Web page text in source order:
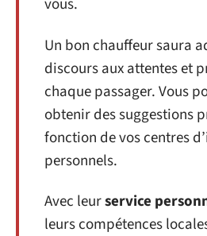
vous.
Un bon chauffeur saura
discours aux attentes et
chaque passager. Vous
obtenir des suggestions
fonction de vos centres
personnels.
Avec leurservice
leurs compétences